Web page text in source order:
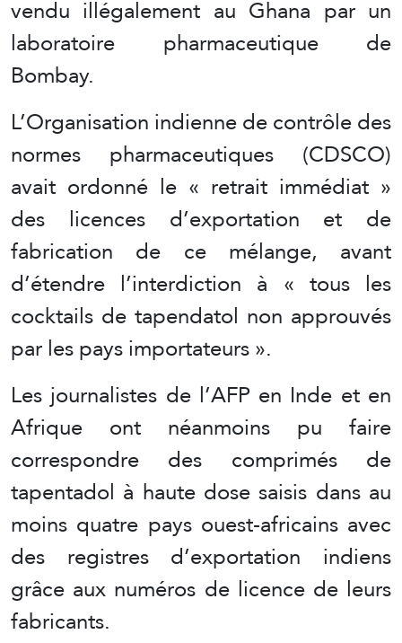
vendu illégalement au Ghana par un
laboratoire pharmaceutique de
Bombay.
L’Organisation indienne de contrôle des
normes pharmaceutiques (CDSCO)
avait ordonné le « retrait immédiat »
des licences d’exportation et de
fabrication de ce mélange, avant
d’étendre l’interdiction à « tous les
cocktails de tapendatol non approuvés
par les pays importateurs ».
Les journalistes de l’AFP en Inde et en
Afrique ont néanmoins pu faire
correspondre des comprimés de
tapentadol à haute dose saisis dans au
moins quatre pays ouest-africains avec
des registres d’exportation indiens
grâce aux numéros de licence de leurs
fabricants.